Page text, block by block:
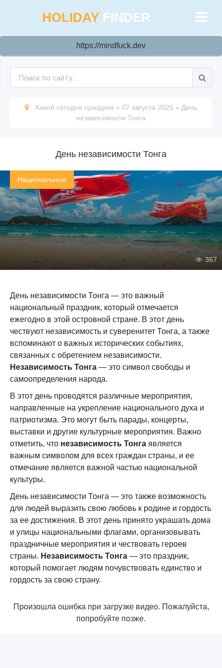
HOLIDAY FINDER
https://mindfuck.dev
Какой сегодня праздник » 07 августа 2026 » День
независимости Тонга
День независимости Тонга
Национальные
367
День независимости Тонга — это важный
национальный праздник, который отмечается
ежегодно в этой островной стране. В этот день
чествуют независимость и суверенитет Тонга, а также
вспоминают о важных исторических событиях,
связанных с обретением независимости.
Независимость Тонга — это символ свободы и
самоопределения народа.
В этот день проводятся различные мероприятия,
направленные на укрепление национального духа и
патриотизма. Это могут быть парады, концерты,
выставки и другие культурные мероприятия. Важно
отметить, что независимость Тонга является
важным символом для всех граждан страны, и ее
отмечание является важной частью национальной
культуры.
День независимости Тонга — это также возможность
для людей выразить свою любовь к родине и гордость
за ее достижения. В этот день принято украшать дома
и улицы национальными флагами, организовывать
праздничные мероприятия и чествовать героев
страны. Независимость Тонга — это праздник,
который помогает людям почувствовать единство и
гордость за свою страну.
Произошла ошибка при загрузке видео. Пожалуйста,
попробуйте позже.